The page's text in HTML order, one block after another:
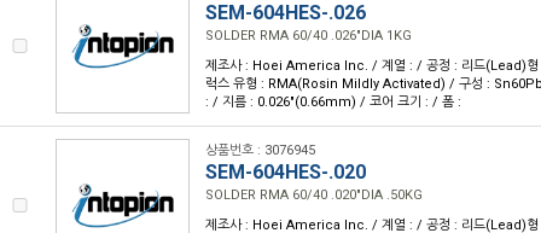
SEM-604HES-.026
SOLDER RMA 60/40 .026"DIA 1KG
제조사 : Hoei America Inc. / 계열 : / 공정 : 리드(Lead)형
럭스 유형 : RMA(Rosin Mildly Activated) / 구성 :
: / 지름 : 0.026"(0.66mm) / 코어 크기 : / 폼 :
상품번호 : 3076945
SEM-604HES-.020
SOLDER RMA 60/40 .020"DIA .50KG
제조사 : Hoei America Inc. / 계열 : / 공정 : 리드(Lead)형